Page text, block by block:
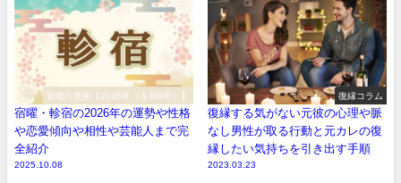
宿曜占星術【2026年（令和8年）】
宿曜・軫宿の2026年の運勢や性格
や恋愛傾向や相性や芸能人まで完
全紹介
2025.10.08
復縁コラム
復縁する気がない元彼の心理や脈
なし男性が取る行動と元カレの復
縁したい気持ちを引き出す手順
2023.03.23